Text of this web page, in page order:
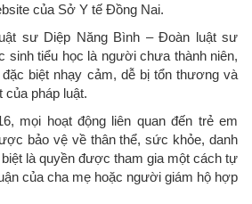
của Sở Y tế Đồng Nai.
sư Diệp Năng Bình – Đoàn luật sư
sinh tiểu học là người chưa thành niên,
biệt nhạy cảm, dễ bị tổn thương và
của pháp luật.
mọi hoạt động liên quan đến trẻ em
bảo vệ về thân thể, sức khỏe, danh
là quyền được tham gia một cách tự
của cha mẹ hoặc người giám hộ hợp